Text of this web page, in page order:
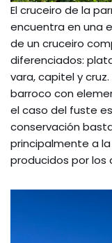
El cruceiro de la
encuentra en una
de un cruceiro
diferenciados:
vara, capitel y
barroco con
el caso del fuste
conservación
principalmente a
producidos por